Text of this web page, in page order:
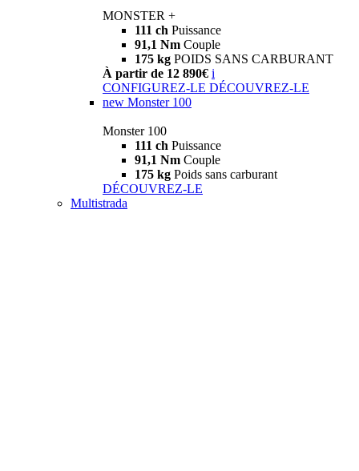
MONSTER +
111 ch Puissance
91,1 Nm Couple
175 kg POIDS SANS CARBURANT
À partir de 12 890€ i
CONFIGUREZ-LE DÉCOUVREZ-LE
new Monster 100
Monster 100
111 ch Puissance
91,1 Nm Couple
175 kg Poids sans carburant
DÉCOUVREZ-LE
Multistrada